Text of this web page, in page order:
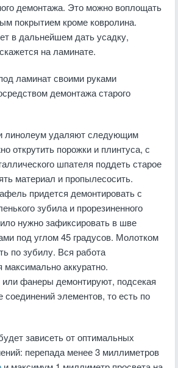
демонтажа. Это можно воплощать
покрытием кроме ковролина.
в дальнейшем дать усадку,
на ламинате.
ламинат своими руками
демонтажа старого
линолеум удаляют следующим
открутить порожки и плинтуса, с
шпателя поддеть старое
материал и пропылесосить.
придется демонтировать с
зубила и прорезиненного
нужно зафиксировать в шве
под углом 45 градусов. Молотком
по зубилу. Вся работа
максимально аккуратно.
или фанеры демонтируют, подсекая
соединений элементов, то есть по
зависеть от оптимальных
перепада менее 3 миллиметров